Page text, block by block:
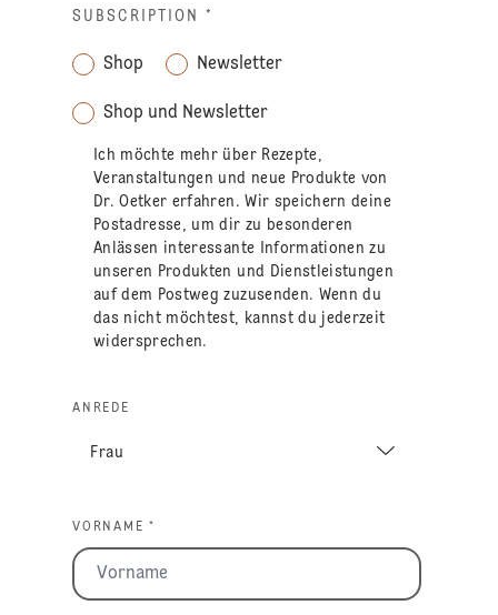
SUBSCRIPTION *
Shop Newsletter
Shop und Newsletter
Ich möchte mehr über Rezepte,
Veranstaltungen und neue Produkte von
Dr. Oetker erfahren. Wir speichern deine
Postadresse, um dir zu besonderen
Anlässen interessante Informationen zu
unseren Produkten und Dienstleistungen
auf dem Postweg zuzusenden. Wenn du
das nicht möchtest, kannst du jederzeit
widersprechen.
ANREDE
VORNAME *